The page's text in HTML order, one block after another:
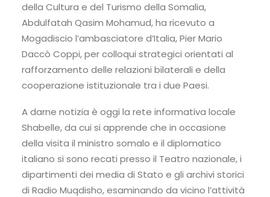
della Cultura e del Turismo della Somalia,
Abdulfatah Qasim Mohamud, ha ricevuto a
Mogadiscio l’ambasciatore d’Italia, Pier Mario
Daccò Coppi, per colloqui strategici orientati al
rafforzamento delle relazioni bilaterali e della
cooperazione istituzionale tra i due Paesi.
A darne notizia è oggi la rete informativa locale
Shabelle, da cui si apprende che in occasione
della visita il ministro somalo e il diplomatico
italiano si sono recati presso il Teatro nazionale, i
dipartimenti dei media di Stato e gli archivi storici
di Radio Muqdisho, esaminando da vicino l’attività